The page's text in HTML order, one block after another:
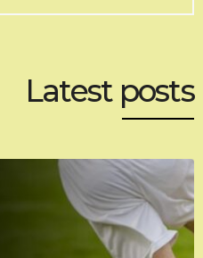
Latest posts